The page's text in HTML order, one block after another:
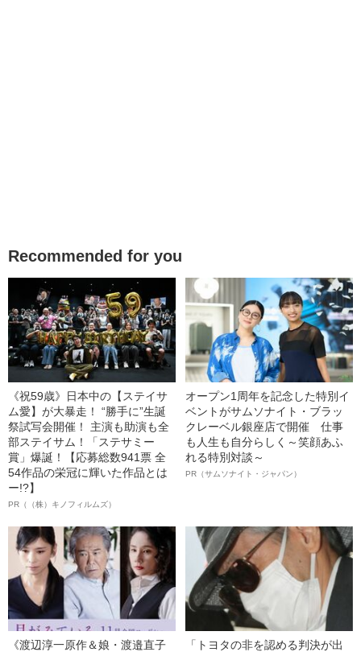
Recommended for you
《祝59歳》日本中の【ステイサ
ム愛】が大暴走！ “勝手に”生誕
祭試写会開催！ 主演も助演も全
部ステイサム！「ステサミー
賞」爆誕！【応募総数941票 全
54作品の栄冠に輝いた作品とは
ー!?】
PR（（株）キノフィルムズ）
オープン1周年を記念した特別イ
ベントがサムソナイト・ブラッ
クレーベル銀座店で開催 仕事
も人生も自分らしく～笑顔あふ
れる特別対談～
PR（サムソナイト・ジャパン）
《渡辺淳一原作＆娘・渡邉直子
「トヨタの非を認める判決が出